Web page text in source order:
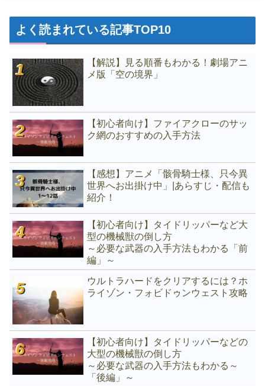
よく読まれている記事TOP10
【解説】見る順番もわかる！劇場アニ
メ版「空の境界」
【初心者向け】ファイアクローのサッ
ク網のおすすめの入手方法
【感想】アニメ「骸骨騎士様、只今異
世界へお出掛け中」|あらすじ・配信も
紹介！
【初心者向け】タイドリッパーなど大
型の機械獣の倒し方
～必要な武器の入手方法もわかる「前
編」～
ウルトラハードをクリアするには？ホ
ライゾン・フォビドゥンウェスト攻略
【初心者向け】タイドリッパーなどの
大型の機械獣の倒し方
～必要な武器の入手方法もわかる～
「後編」～